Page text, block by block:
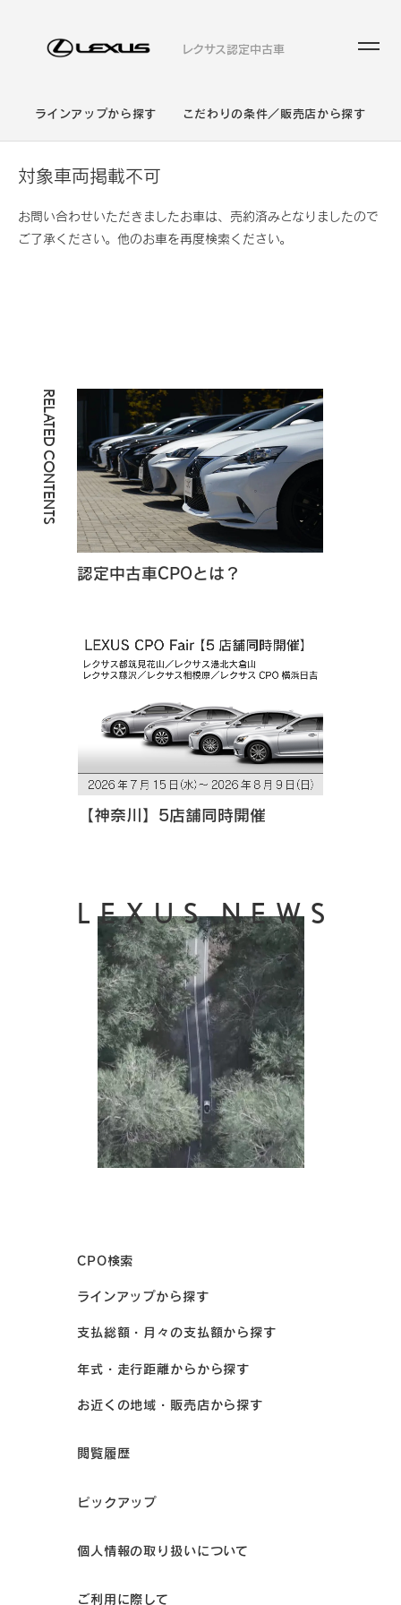
レクサス認定中古車
ラインアップから探す こだわりの条件／販売店から探す
対象車両掲載不可
お問い合わせいただきましたお車は、売約済みとなりましたので
ご了承ください。他のお車を再度検索ください。
RELATED CONTENTS
認定中古車CPOとは？
【神奈川】5店舗同時開催
LEXUS NEWS
CPO検索
ラインアップから探す
支払総額・月々の支払額から探す
年式・走行距離からから探す
お近くの地域・販売店から探す
閲覧履歴
ピックアップ
個人情報の取り扱いについて
ご利用に際して